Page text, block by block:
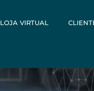
LOJA VIRTUAL